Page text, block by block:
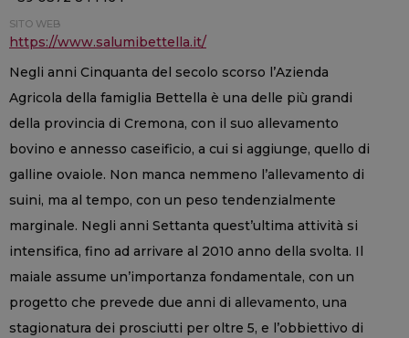
SITO WEB
https://www.salumibettella.it/
Negli anni Cinquanta del secolo scorso l’Azienda
Agricola della famiglia Bettella è una delle più grandi
della provincia di Cremona, con il suo allevamento
bovino e annesso caseificio, a cui si aggiunge, quello di
galline ovaiole. Non manca nemmeno l’allevamento di
suini, ma al tempo, con un peso tendenzialmente
marginale. Negli anni Settanta quest’ultima attività si
intensifica, fino ad arrivare al 2010 anno della svolta. Il
maiale assume un’importanza fondamentale, con un
progetto che prevede due anni di allevamento, una
stagionatura dei prosciutti per oltre 5, e l’obbiettivo di